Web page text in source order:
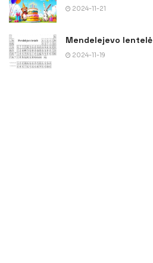
2024-11-21
Mendelejevo lentelė
2024-11-19